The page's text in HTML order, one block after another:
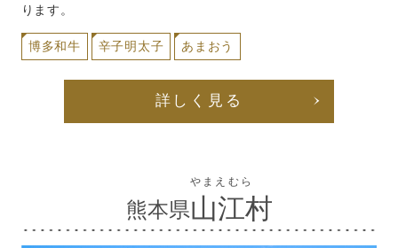
ります。
博多和牛 辛子明太子 あまおう
詳しく見る
熊本県
やまえむら
山江村